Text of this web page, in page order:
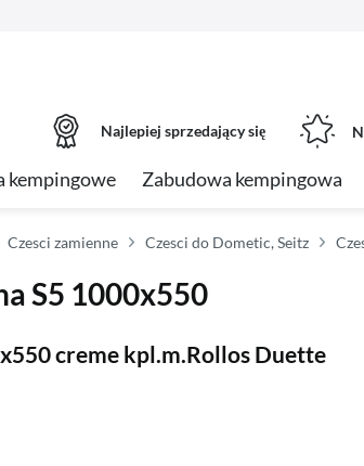
Najlepiej sprzedający się
kempingowe Zabudowa kempingowa
Czesci zamienne Czesci do Dometic, Seitz
S5 1000x550
creme kpl.m.Rollos Duette